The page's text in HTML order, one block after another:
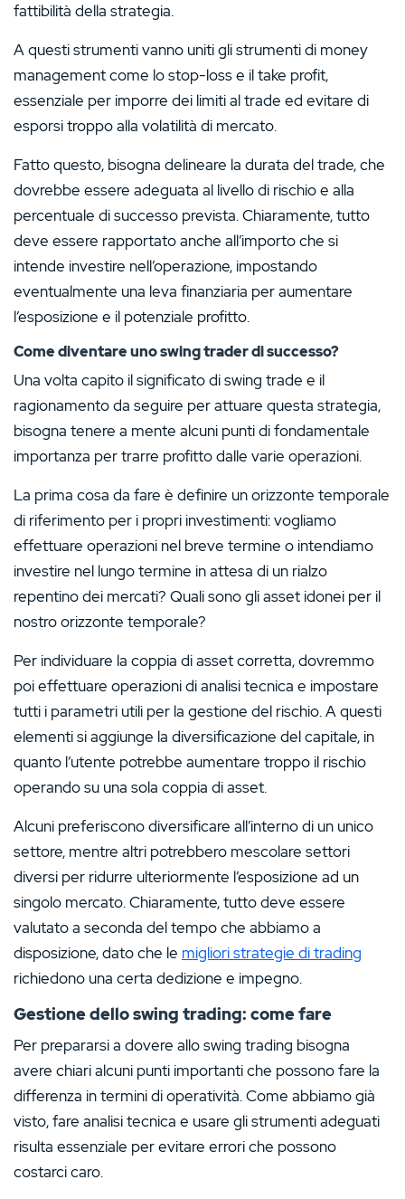
fattibilità della strategia.
A questi strumenti vanno uniti gli strumenti di money
management come lo stop-loss e il take profit,
essenziale per imporre dei limiti al trade ed evitare di
esporsi troppo alla volatilità di mercato.
Fatto questo, bisogna delineare la durata del trade, che
dovrebbe essere adeguata al livello di rischio e alla
percentuale di successo prevista. Chiaramente, tutto
deve essere rapportato anche all’importo che si
intende investire nell’operazione, impostando
eventualmente una leva finanziaria per aumentare
l’esposizione e il potenziale profitto.
Come diventare uno swing trader di successo?
Una volta capito il significato di swing trade e il
ragionamento da seguire per attuare questa strategia,
bisogna tenere a mente alcuni punti di fondamentale
importanza per trarre profitto dalle varie operazioni.
La prima cosa da fare è definire un orizzonte temporale
di riferimento per i propri investimenti: vogliamo
effettuare operazioni nel breve termine o intendiamo
investire nel lungo termine in attesa di un rialzo
repentino dei mercati? Quali sono gli asset idonei per il
nostro orizzonte temporale?
Per individuare la coppia di asset corretta, dovremmo
poi effettuare operazioni di analisi tecnica e impostare
tutti i parametri utili per la gestione del rischio. A questi
elementi si aggiunge la diversificazione del capitale, in
quanto l’utente potrebbe aumentare troppo il rischio
operando su una sola coppia di asset.
Alcuni preferiscono diversificare all’interno di un unico
settore, mentre altri potrebbero mescolare settori
diversi per ridurre ulteriormente l’esposizione ad un
singolo mercato. Chiaramente, tutto deve essere
valutato a seconda del tempo che abbiamo a
disposizione, dato che le migliori strategie di trading
richiedono una certa dedizione e impegno.
Gestione dello swing trading: come fare
Per prepararsi a dovere allo swing trading bisogna
avere chiari alcuni punti importanti che possono fare la
differenza in termini di operatività. Come abbiamo già
visto, fare analisi tecnica e usare gli strumenti adeguati
risulta essenziale per evitare errori che possono
costarci caro.